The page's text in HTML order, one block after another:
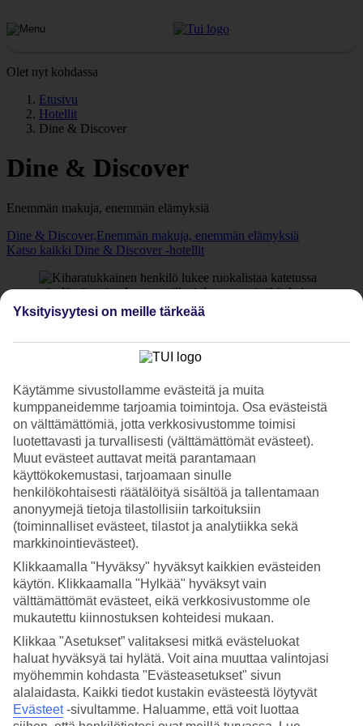
Olet nyt kohdassa
Etusivu
Hotellit
Dine & Discover
Dine & Discover
Enemmän makuja, enemmän elämyksiä
Dine & Discover,Enemmän makuja, enemmän elämyksiä
Katso kaikki Dine & Discover -hotellit
Matkat makujen maailmaan
kinkkua. Dine & Discover tarkoittaa matkoja kulinaristeille, jotka
haluavat kokea matkakohteen ruokakulttuurin kautta. Konsepti on
yksinkertainen: majoitut johonkin valikoiduistamme hotelleista, jotka
kaikki tarjoavat jotain erityistä ruoka- ja juomateemalla. Se voi olla
viininmaistelu, ruoanlaittokurssi tai à la carte -brunssi.
Lisäksi saat alennusta elämyksistä, kuten opastetuista
ruokaelämyksistä, viininmaisteluista tai vierailuista paikallisilla
markkinoilla. Nämä retket valitset itse ohjelmastamme. Odotettavissa
makunystyröitä hivelevä seikkailu makujen maailmaan!
Miksi valita Dine & Discover?
Ensiluokkaista ruokaa ja palvelua
hotellilla
Dine & Discover -konseptin hotellit ovat saaneet TUIn
matkustajilta huippuarvosanat niin ruoasta kuin
palvelusta. Valitse jokin valikoiduista Välimeren
rannikon korkeatasoisista hotelleista, jotka kaikki
Yksityisyytesi on meille tärkeää
Käytämme sivustollamme evästeitä ja muita
kumppaneidemme tarjoamia toimintoja. Osa evästeistä
on välttämättömiä, jotta verkkosivustomme toimisi
luotettavasti ja turvallisesti (välttämättömät evästeet).
Muut evästeet auttavat meitä parantamaan
käyttökokemustasi, tarjoamaan sinulle
henkilökohtaisesti räätälöityä sisältöä ja tallentamaan
anonyymejä tietoja tilastollisiin tarkoituksiin
(toiminnalliset evästeet, tilastot ja analytiikka sekä
markkinointievästeet).
Klikkaamalla "Hyväksy" hyväksyt kaikkien evästeiden
käytön. Klikkaamalla "Hylkää" hyväksyt vain
välttämättömät evästeet, eikä verkkosivustomme ole
mukautettu kiinnostuksen kohteidesi mukaan.
Klikkaa "Asetukset” valitaksesi mitkä evästeluokat
haluat hyväksyä tai hylätä. Voit aina muuttaa valintojasi
myöhemmin kohdasta "Evästeasetukset" sivun
alalaidasta. Kaikki tiedot kustakin evästeestä löytyvät
Evästeet-sivultamme. Haluamme, että voit luottaa